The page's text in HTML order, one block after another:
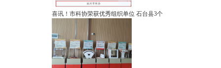
喜讯！​市科协荣获优秀组织单位 石台县3个